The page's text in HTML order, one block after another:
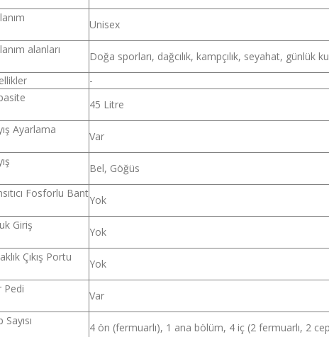
Unisex
alanları
Doğa sporları, dağcılık, kampçılık, seyahat, günlük
-
45 Litre
Ayarlama
Var
Bel, Göğüs
Fosforlu Bant
Yok
Giriş
Yok
Çıkış Portu
Yok
Pedi
Var
Sayısı
4 ön (fermuarlı), 1 ana bölüm, 4 iç (2 fermuarlı, 2